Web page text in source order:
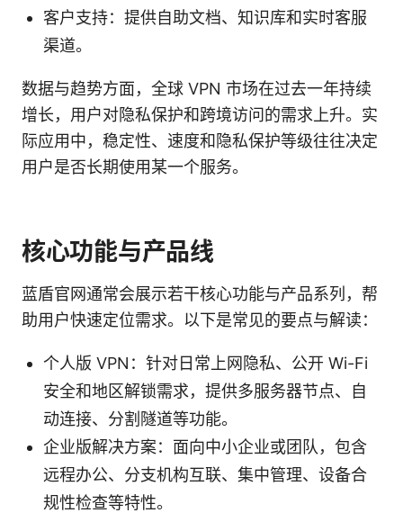
客户支持：提供自助文档、知识库和实时客服
渠道。
数据与趋势方面，全球 VPN 市场在过去一年持续
增长，用户对隐私保护和跨境访问的需求上升。实
际应用中，稳定性、速度和隐私保护等级往往决定
用户是否长期使用某一个服务。
核心功能与产品线
蓝盾官网通常会展示若干核心功能与产品系列，帮
助用户快速定位需求。以下是常见的要点与解读：
个人版 VPN：针对日常上网隐私、公开 Wi-Fi
安全和地区解锁需求，提供多服务器节点、自
动连接、分割隧道等功能。
企业版解决方案：面向中小企业或团队，包含
远程办公、分支机构互联、集中管理、设备合
规性检查等特性。